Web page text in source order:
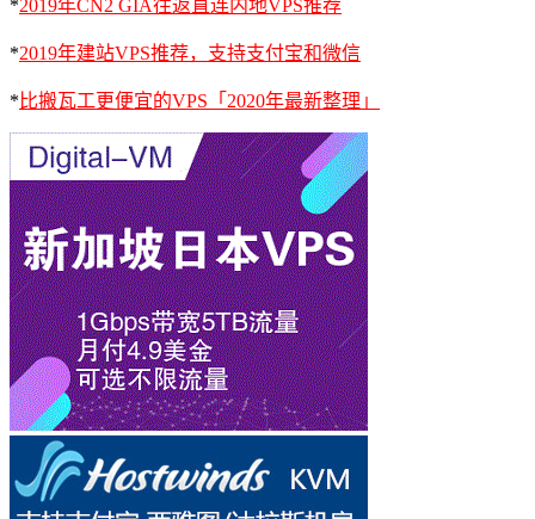
*2019年CN2 GIA往返直连内地VPS推荐
*2019年建站VPS推荐，支持支付宝和微信
* 比搬瓦工更便宜的VPS「2020年最新整理」